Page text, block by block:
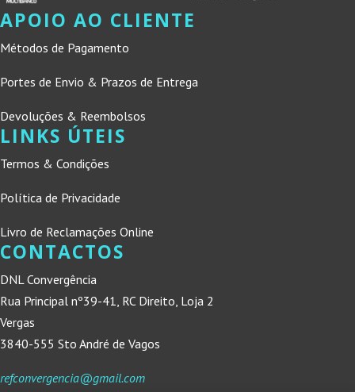
APOIO AO CLIENTE
Métodos de Pagamento
Portes de Envio & Prazos de Entrega
Devoluções & Reembolsos
LINKS ÚTEIS
Termos & Condições
Política de Privacidade
Livro de Reclamações Online
CONTACTOS
DNL Convergência
Rua Principal nº39-41, RC Direito, Loja 2
Vergas
3840-555 Sto André de Vagos
refconvergencia@gmail.com